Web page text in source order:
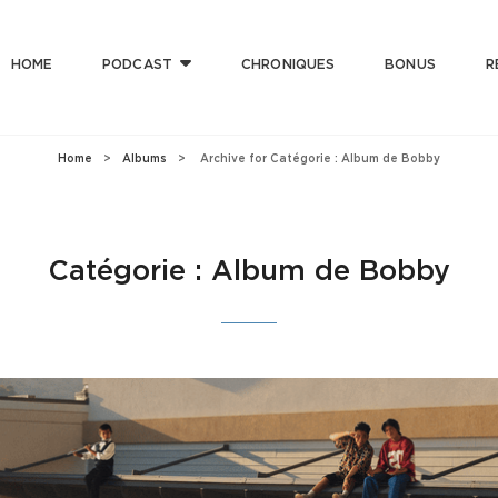
HOME PODCAST CHRONIQUES BONUS
Home > Albums > Archive for Catégorie : Album de Bobby
Catégorie : Album de Bobby